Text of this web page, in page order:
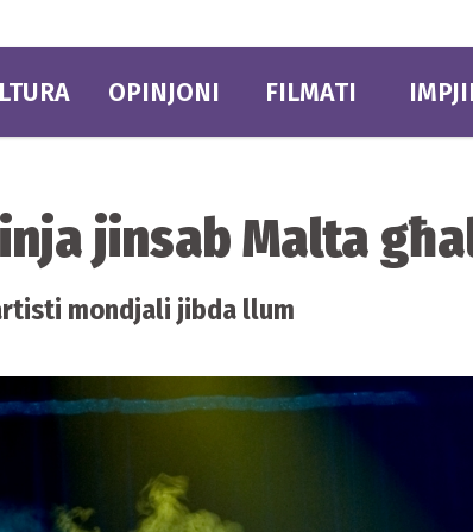
OPINJONI FILMATI
jinsab Malta
mondjali jibda llum